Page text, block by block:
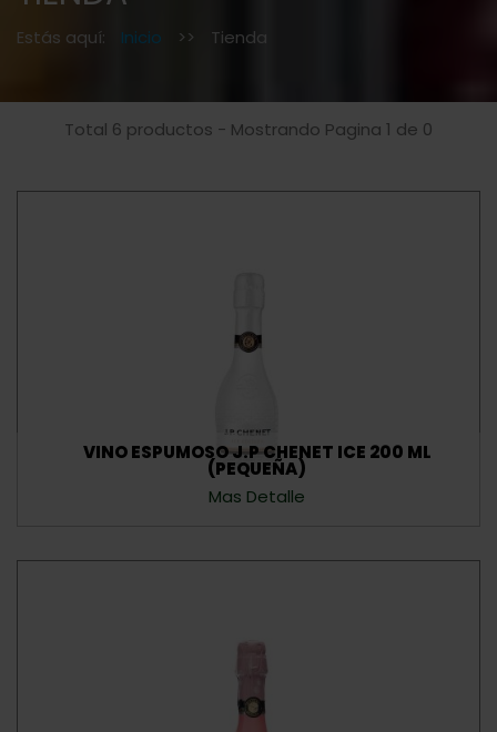
Estás aquí: Inicio >> Tienda
Total 6 productos - Mostrando Pagina 1 de 0
VINO ESPUMOSO J.P CHENET ICE 200 ML
(PEQUEÑA)
Mas Detalle